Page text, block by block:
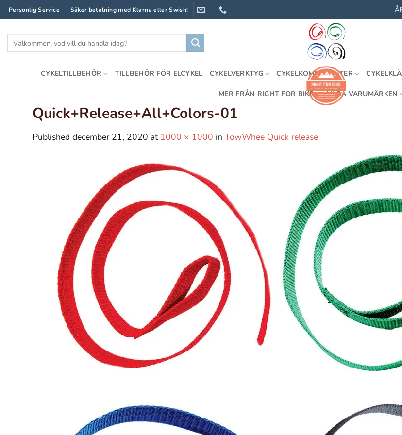
Skip
to
content
Personlig Service Säker betalning med Klarna eller Swish!
Sök
CYKELTILLBEHÖR TILLBEHÖR FÖR ELCYKEL CYKELVERKTYG CYKELKOMPONENTER
MER FRÅN RIGHT FOR BIKE VÅRA VARUMÄRKEN
Quick+Release+All+Colors-01
Publisheddecember 21, 2020 at 1000 × 1000 inTowWhee Quick release